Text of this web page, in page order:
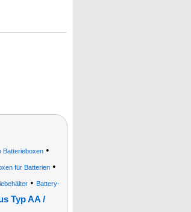
Batterieboxen•
für Batterien•
• Battery-
Typ AA /